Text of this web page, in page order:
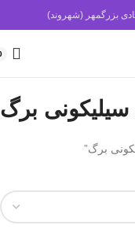
بزرگمهر (شهروند)
برگ
برگ”